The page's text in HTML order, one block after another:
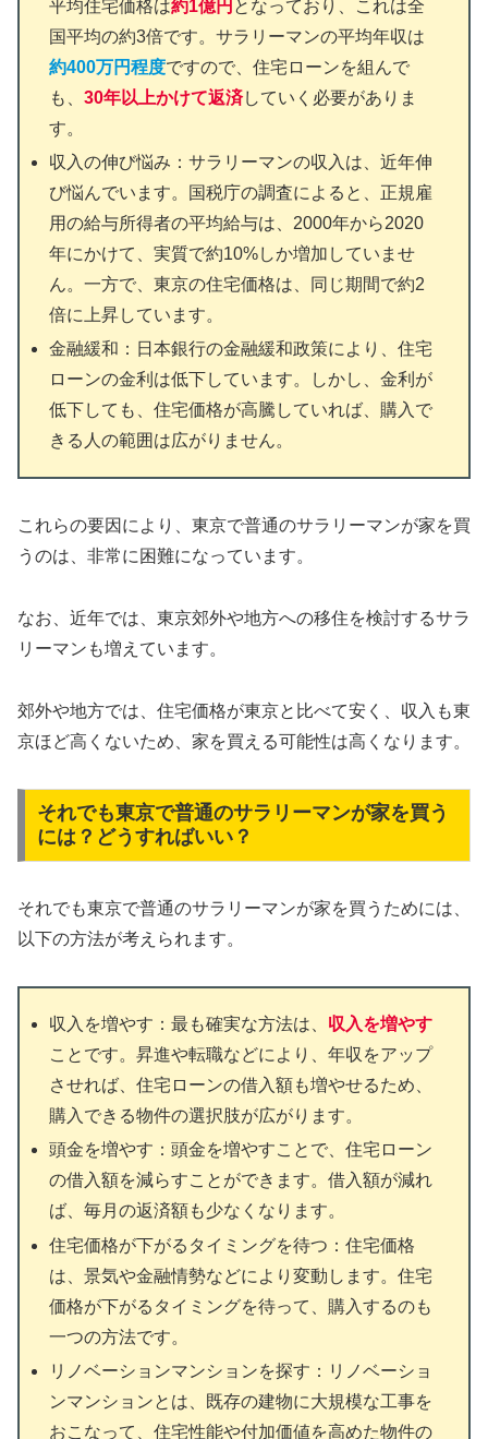
平均住宅価格は約1億円 となっており、これは全
国平均の約3倍です。サラリーマンの平均年収は
約400万円程度ですので、住宅ローンを組んで
も、30年以上かけて返済していく必要がありま
す。
収入の伸び悩み：サラリーマンの収入は、近年伸
び悩んでいます。国税庁の調査によると、正規雇
用の給与所得者の平均給与は、2000年から2020
年にかけて、実質で約10%しか増加していませ
ん。一方で、東京の住宅価格は、同じ期間で約2
倍に上昇しています。
金融緩和：日本銀行の金融緩和政策により、住宅
ローンの金利は低下しています。しかし、金利が
低下しても、住宅価格が高騰していれば、購入で
きる人の範囲は広がりません。
これらの要因により、東京で普通のサラリーマンが家を買
うのは、非常に困難になっています。
なお、近年では、東京郊外や地方への移住を検討するサラ
リーマンも増えています。
郊外や地方では、住宅価格が東京と比べて安く、収入も東
京ほど高くないため、家を買える可能性は高くなります。
それでも東京で普通のサラリーマンが家を買う
には？どうすればいい？
それでも東京で普通のサラリーマンが家を買うためには、
以下の方法が考えられます。
収入を増やす：最も確実な方法は、 収入を増やす
ことです。昇進や転職などにより、年収をアップ
させれば、住宅ローンの借入額も増やせるため、
購入できる物件の選択肢が広がります。
頭金を増やす：頭金を増やすことで、住宅ローン
の借入額を減らすことができます。借入額が減れ
ば、毎月の返済額も少なくなります。
住宅価格が下がるタイミングを待つ：住宅価格
は、景気や金融情勢などにより変動します。住宅
価格が下がるタイミングを待って、購入するのも
一つの方法です。
リノベーションマンションを探す：リノベーショ
ンマンションとは、既存の建物に大規模な工事を
おこなって、住宅性能や付加価値を高めた物件の